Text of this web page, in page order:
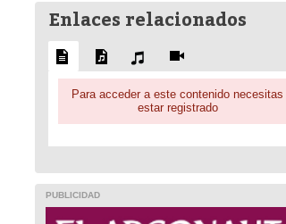
Enlaces relacionados
Para acceder a este contenido necesitas
estar registrado
PUBLICIDAD